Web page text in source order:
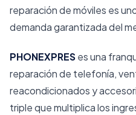
reparación de móviles es
demanda garantizada del
PHONEXPRESes una
reparación de telefonía,
reacondicionados y
triple que multiplica los